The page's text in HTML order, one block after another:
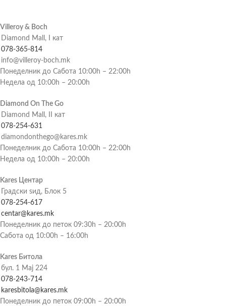
Villeroy & Boch
Diamond Mall, I кат
078-365-814
info@villeroy-boch.mk
Понеделник до Сабота 10:00h – 22:00h
Недела од 10:00h – 20:00h
Diamond On The Go
Diamond Mall, II кат
078-254-631
diamondonthego@kares.mk
Понеделник до Сабота 10:00h – 22:00h
Недела од 10:00h – 20:00h
Kares Центар
Градски ѕид, Блок 5
078-254-617
centar@kares.mk
Понеделник до петок 09:30h – 20:00h
Сабота од 10:00h – 16:00h
Kares Битола
бул. 1 Мај 224
078-243-714
karesbitola@kares.mk
Понеделник до петок 09:00h – 20:00h